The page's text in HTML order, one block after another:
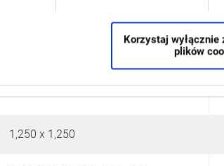
Korzystaj wyłącznie
plików
1,250 x 1,250